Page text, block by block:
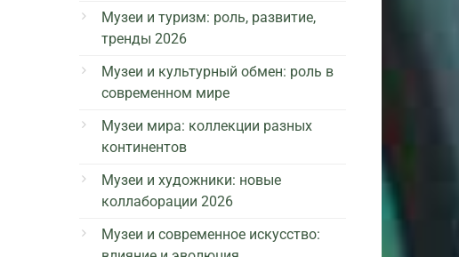
Музеи и туризм: роль, развитие,
тренды 2026
Музеи и культурный обмен: роль в
современном мире
Музеи мира: коллекции разных
континентов
Музеи и художники: новые
коллаборации 2026
Музеи и современное искусство: